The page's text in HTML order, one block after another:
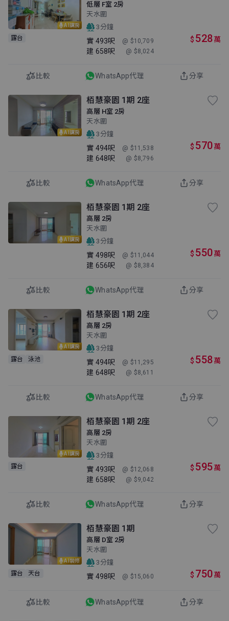
AI講房
露台
低層 F室 2房
天水圍
3分鐘
實 493呎 @ $10,709
建 658呎 @ $8,024
$ 528萬
比較 WhatsApp代理 分享
AI講房
栢慧豪園 1期 2座
高層 H室 2房
天水圍
3分鐘
實 494呎 @ $11,538
建 648呎 @ $8,796
$ 570萬
比較 WhatsApp代理 分享
AI講房
栢慧豪園 1期 2座
高層 2房
天水圍
3分鐘
實 498呎 @ $11,044
建 656呎 @ $8,384
$ 550萬
比較 WhatsApp代理 分享
AI講房
露台 泳池
栢慧豪園 1期 2座
高層 2房
天水圍
3分鐘
實 494呎 @ $11,295
建 648呎 @ $8,611
$ 558萬
比較 WhatsApp代理 分享
AI講房
露台
栢慧豪園 1期 2座
高層 2房
天水圍
3分鐘
實 493呎 @ $12,068
建 658呎 @ $9,042
$ 595萬
比較 WhatsApp代理 分享
AI裝修
露台 天台
栢慧豪園 1期
高層 D室 2房
天水圍
3分鐘
實 498呎 @ $15,060 $ 750萬
比較 WhatsApp代理 分享